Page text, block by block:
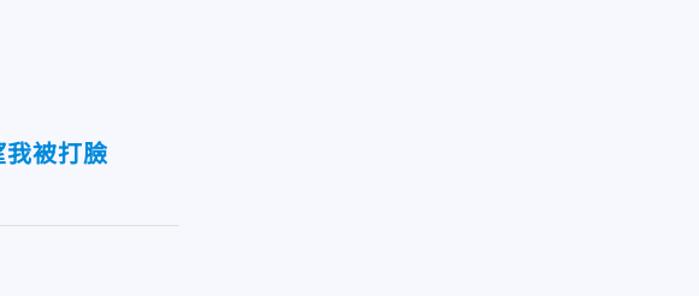
我被打臉